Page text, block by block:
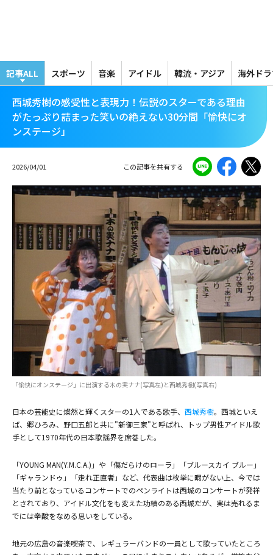
テ
ン
記事ALL スポーツ 音楽 アイドル 韓流・アジア 海外ド
西城秀樹の感受性と表現力！伝説のスターである理由
がたっぷり詰まった笑いの絶えない30分間「愉快にオ
ンステージ」
2026/04/01 この記事を共有する
「愉快にオンステージ」に出演する木の実ナナ(写真左)と西城秀樹(写真右)
日本の芸能史に燦然と輝くスターの1人である歌手、 西城秀樹。西城といえ
ば、郷ひろみ、野口五郎と共に"新御三家"と呼ばれ、トップ男性アイドル歌
手として1970年代の日本歌謡界を席巻した。
「YOUNG MAN(Y.M.C.A.)」や「傷だらけのローラ」「ブルースカイ ブルー」
「ギャランドゥ」「走れ正直者」など、代表曲は枚挙に暇がない上、今では
当たり前となっているコンサートでのペンライトは西城のコンサートが発祥
とされており、アイドル文化をも変えた功績のある西城だが、実は売れるま
でには辛酸をなめる思いをしている。
地元の広島の音楽喫茶で、レギュラーバンドの一員として歌っていたところ
(C)NHK